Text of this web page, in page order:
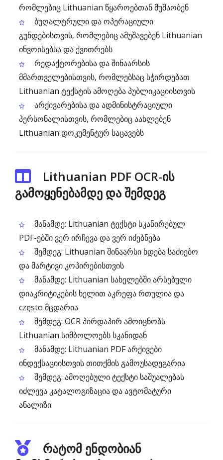
რომლებიც Lithuanian წყაროებთან მუშაობენ
ბუღალტრული და ოპერაციული
გუნდებისთვის, რომლებიც ამუშავებენ Lithuanian
ინვოისებსა და ქვითრებს
რედაქტორებისა და შინაარსის
მმართველებისთვის, რომლებსაც სჭირდებათ
Lithuanian ტექსტის ამოღება პუბლიკაციისთვის
არქივარებისა და ადმინისტრაციული
პერსონალისთვის, რომლებიც აახლებენ
Lithuanian დოკუმენტურ საცავებს
Lithuanian PDF OCR-ის
გამოყენებამდე და შემდეგ
მანამდე: Lithuanian ტექსტი სკანირებულ
PDF-ებში ვერ ირჩევა და ვერ იძებნება
შემდეგ: Lithuanian შინაარსი ხდება საძიებო
და მარტივი კოპირებისთვის
მანამდე: Lithuanian სახელებში არსებული
დიაკრიტიკების ხელით აკრეფა რთულია და
często მცდარია
შემდეგ: OCR პირდაპირ ამოიცნობს
Lithuanian სიმბოლოებს სკანიდან
მანამდე: Lithuanian PDF არქივები
ინდექსაციისთვის თითქმის გამოუსადეგარია
შემდეგ: ამოღებული ტექსტი საშუალებას
იძლევა კატალოგიზაცია და ავტომატური
ანალიზი
რატომ ენდობიან